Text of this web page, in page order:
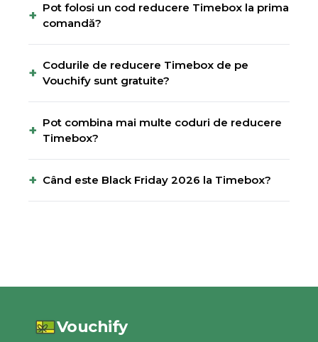
+ Pot folosi un cod reducere Timebox la prima
comandă?
+ Codurile de reducere Timebox de pe
Vouchify sunt gratuite?
+ Pot combina mai multe coduri de reducere
Timebox?
+ Când este Black Friday 2026 la Timebox?
Vouchify